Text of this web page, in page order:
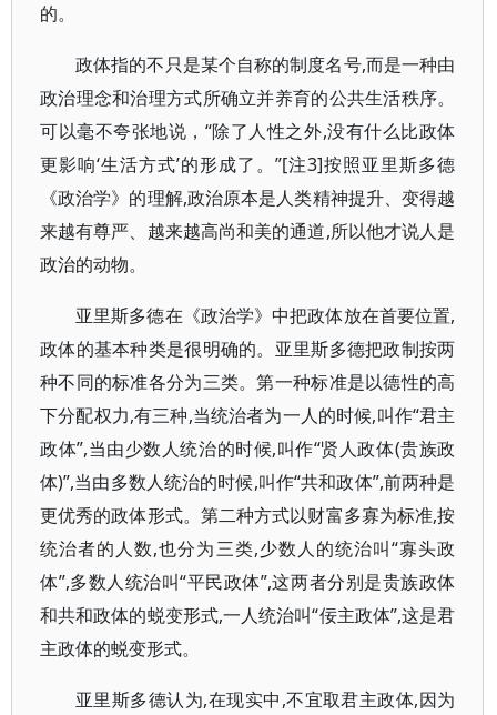
的。
政体指的不只是某个自称的制度名号,而是一种由
政治理念和治理方式所确立并养育的公共生活秩序。
可以毫不夸张地说，“除了人性之外,没有什么比政体
更影响‘生活方式’的形成了。”[注3]按照亚里斯多德
《政治学》的理解,政治原本是人类精神提升、变得越
来越有尊严、越来越高尚和美的通道,所以他才说人是
政治的动物。
亚里斯多德在《政治学》中把政体放在首要位置,
政体的基本种类是很明确的。亚里斯多德把政制按两
种不同的标准各分为三类。第一种标准是以德性的高
下分配权力,有三种,当统治者为一人的时候,叫作“君主
政体”,当由少数人统治的时候,叫作“贤人政体(贵族政
体)”,当由多数人统治的时候,叫作“共和政体”,前两种是
更优秀的政体形式。第二种方式以财富多寡为标准,按
统治者的人数,也分为三类,少数人的统治叫“寡头政
体”,多数人统治叫“平民政体”,这两者分别是贵族政体
和共和政体的蜕变形式,一人统治叫“佞主政体”,这是君
主政体的蜕变形式。
亚里斯多德认为,在现实中,不宜取君主政体,因为